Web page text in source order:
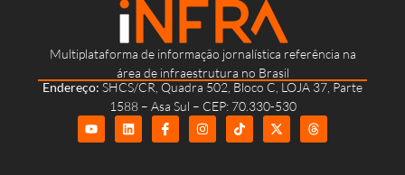
Multiplataforma de informação jornalística referência na
área de infraestrutura no Brasil
Endereço: SHCS/CR, Quadra 502, Bloco C, LOJA 37, Parte
1588 – Asa Sul – CEP: 70.330-530